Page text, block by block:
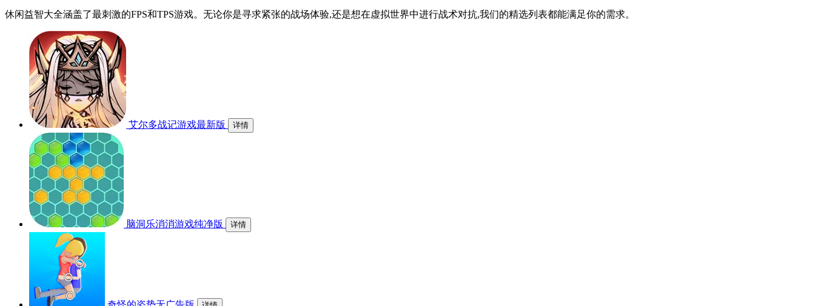
休闲益智大全涵盖了最刺激的FPS和TPS游戏。无论你是寻求紧张的战场体验,还是想在虚拟世界中进行战术对抗,我们的精选列表都能满足你的需求。
艾尔多战记游戏最新版 详情
脑洞乐消消游戏纯净版 详情